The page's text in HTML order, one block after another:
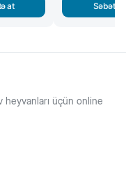
at Səbətə
heyvanları üçün online